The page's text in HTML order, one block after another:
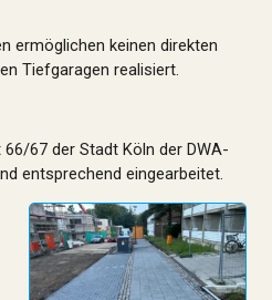
ermöglichen keinen direkten
Tiefgaragen realisiert.
67 der Stadt Köln der DWA-
entsprechend eingearbeitet.